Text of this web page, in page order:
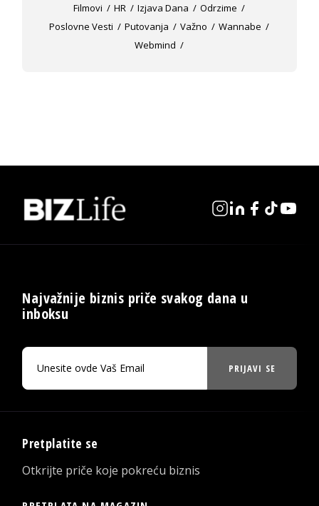
Filmovi
HR Izjava Dana
Odrzime
Poslovne Vesti
Putovanja Važno
Wannabe
Webmind
Najvažnije biznis priče svakog dana u
inboksu
PRIJAVI SE
Pretplatite se
Otkrijte priče koje pokreću biznis